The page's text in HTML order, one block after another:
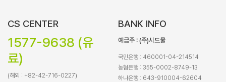
CS CENTER
1577-9638 (유
료)
(해외 : +82-42-716-0227)
BANK INFO
예금주 : (주)시드물
국민은행 : 460001-04-214514
농협은행 : 355-0002-8749-13
하나은행 : 643-910004-62604